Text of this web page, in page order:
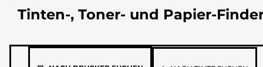
Tinten-, Toner- und Papier-